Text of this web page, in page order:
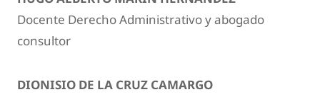
Docente Derecho Administrativo y abogado
consultor
DIONISIO DE LA CRUZ CAMARGO